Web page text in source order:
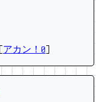
アカン！0